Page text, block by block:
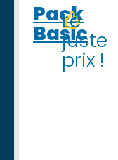
Pack
Basic
Le
juste
prix !